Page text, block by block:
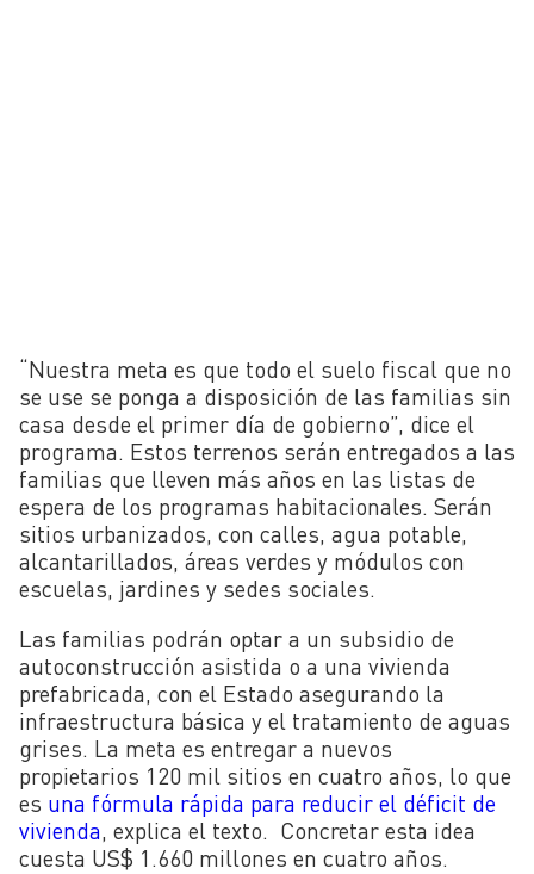
“Nuestra meta es que todo el suelo fiscal que no
se use se ponga a disposición de las familias sin
casa desde el primer día de gobierno”, dice el
programa. Estos terrenos serán entregados a las
familias que lleven más años en las listas de
espera de los programas habitacionales. Serán
sitios urbanizados, con calles, agua potable,
alcantarillados, áreas verdes y módulos con
escuelas, jardines y sedes sociales.
Las familias podrán optar a un subsidio de
autoconstrucción asistida o a una vivienda
prefabricada, con el Estado asegurando la
infraestructura básica y el tratamiento de aguas
grises. La meta es entregar a nuevos
propietarios 120 mil sitios en cuatro años, lo que
es una fórmula rápida para reducir el déficit de
vivienda, explica el texto. Concretar esta idea
cuesta US$ 1.660 millones en cuatro años.